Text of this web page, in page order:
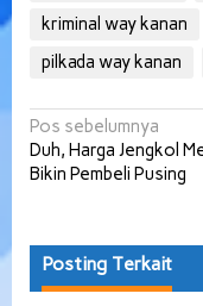
kriminal way kanan
pilkada way kanan
Navigasi
pos
Pos sebelumnya
Duh, Harga Jengkol
Bikin Pembeli Pusing
Posting Terkait